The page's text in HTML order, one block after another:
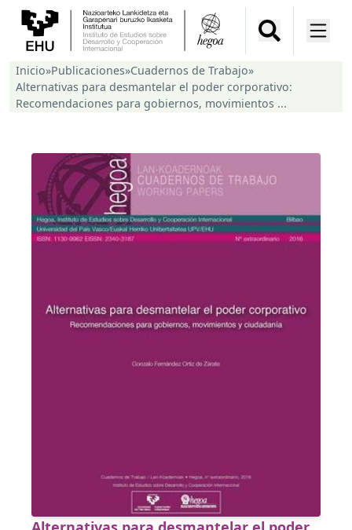
Inicio»Publicaciones»Cuadernos de Trabajo»
Alternativas para desmantelar el poder corporativo:
Recomendaciones para gobiernos, movimientos ...